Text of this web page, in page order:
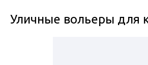
Уличные вольеры для